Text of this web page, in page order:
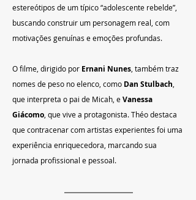
estereótipos de um típico “adolescente rebelde”,
buscando construir um personagem real, com
motivações genuínas e emoções profundas.
O filme, dirigido por Ernani Nunes , também traz
nomes de peso no elenco, como Dan Stulbach
que interpreta o pai de Micah, e Vanessa
Giácomo , que vive a protagonista. Théo destaca
que contracenar com artistas experientes foi uma
experiência enriquecedora, marcando sua
jornada profissional e pessoal.